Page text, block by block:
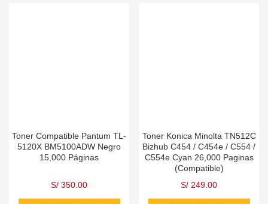
Toner Compatible Pantum TL-
5120X BM5100ADW Negro
15,000 Páginas
S/ 350.00
Toner Konica Minolta TN512C
Bizhub C454 / C454e / C554 /
C554e Cyan 26,000 Paginas
(Compatible)
S/ 249.00